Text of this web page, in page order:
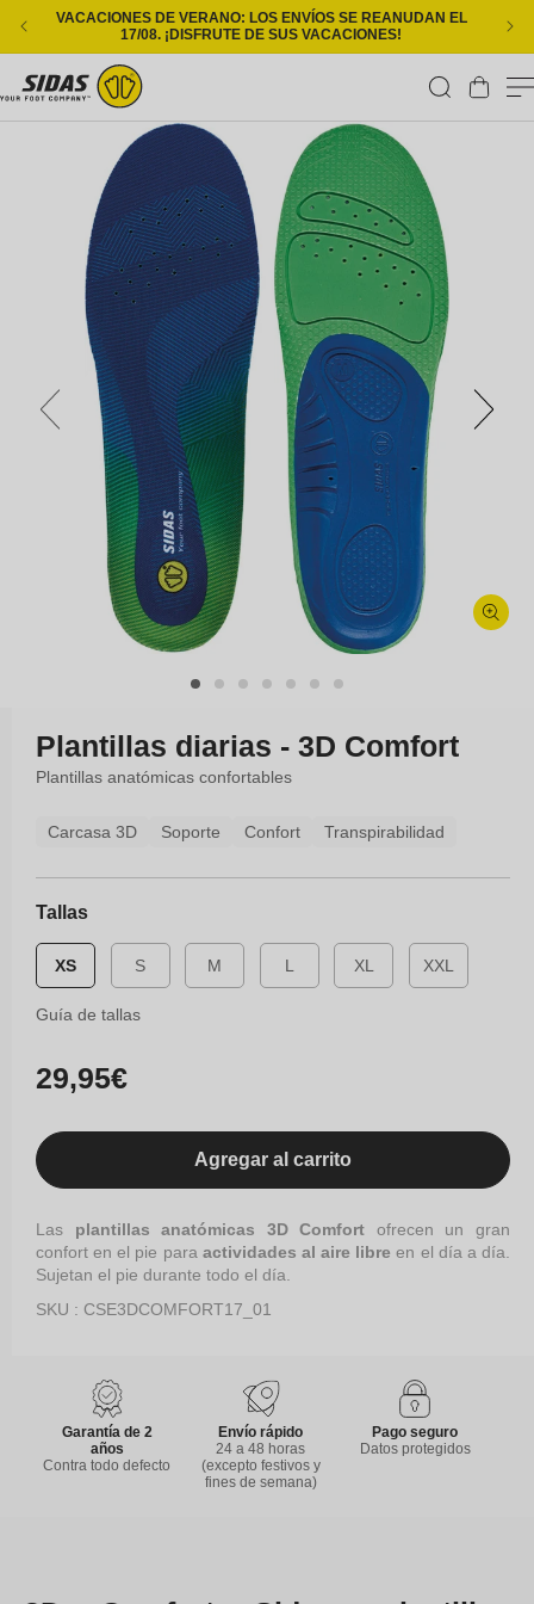
Ir directamente al contenido
VACACIONES DE VERANO: LOS ENVÍOS SE REANUDAN EL
17/08. ¡DISFRUTE DE SUS VACACIONES!
Carrito
Ir directamente a la información del producto
ventana
modal
Plantillas diarias - 3D Comfort
Plantillas anatómicas confortables
Carcasa 3D Soporte Confort Transpirabilidad
Tallas
XS S M L XL XXL
Guía de tallas
Precio
habitual
29,95€
Agregar al carrito
Las plantillas anatómicas 3D Comfort ofrecen un gran
confort en el pie para actividades al aire libre en el día a día.
Sujetan el pie durante todo el día.
SKU : CSE3DCOMFORT17_01
Garantía de 2
años
Contra todo defecto
Envío rápido
24 a 48 horas
(excepto festivos y
fines de semana)
Pago seguro
Datos protegidos